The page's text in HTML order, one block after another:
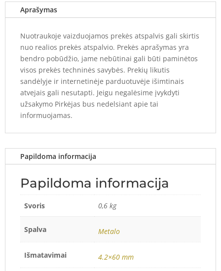
PADENGIMU
VNT.)
Aprašymas
Nuotraukoje vaizduojamos prekės atspalvis gali skirtis
nuo realios prekės atspalvio. Prekės aprašymas yra
bendro pobūdžio, jame nebūtinai gali būti paminėtos
visos prekės techninės savybės. Prekių likutis
sandėlyje ir internetinėje parduotuvėje išimtinais
atvejais gali nesutapti. Jeigu negalėsime įvykdyti
užsakymo Pirkėjas bus nedelsiant apie tai
informuojamas.
Papildoma informacija
Papildoma informacija
Svoris 0,6 kg
Spalva Metalo
Išmatavimai 4.2×60 mm